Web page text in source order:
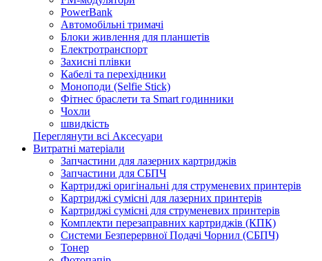
PowerBank
Автомобільні тримачі
Блоки живлення для планшетів
Електротранспорт
Захисні плівки
Кабелі та перехідники
Моноподи (Selfie Stick)
Фітнес браслети та Smart годинники
Чохли
швидкість
Переглянути всі Аксесуари
Витратні матеріали
Запчастини для лазерних картриджів
Запчастини для СБПЧ
Картриджі оригінальні для струменевих принтерів
Картриджі сумісні для лазерних принтерів
Картриджі сумісні для струменевих принтерів
Комплекти перезаправних картриджів (КПК)
Системи Безперервної Подачі Чорнил (СБПЧ)
Тонер